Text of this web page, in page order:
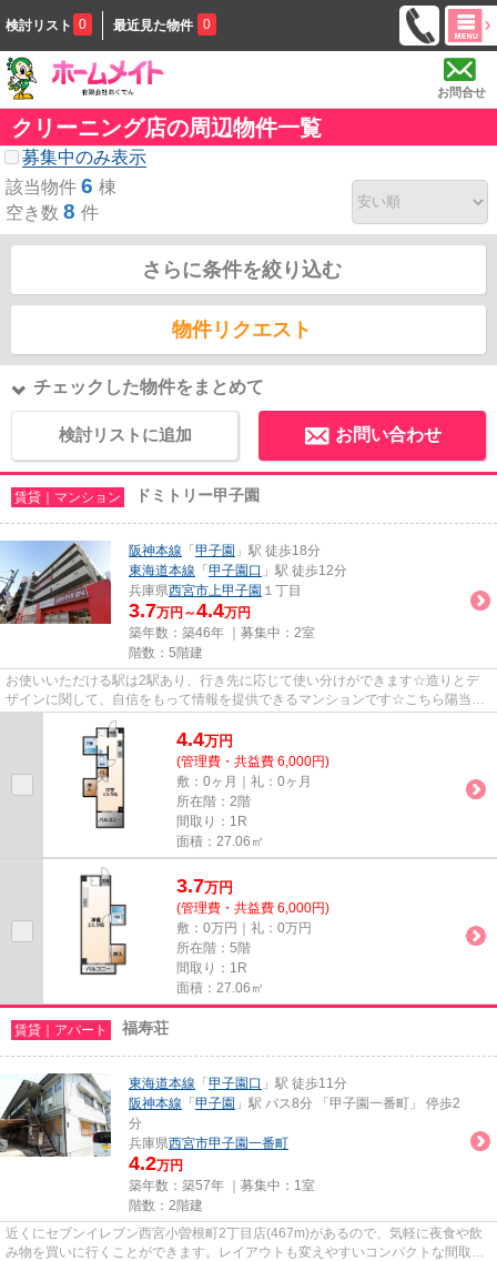
検討リスト 0 最近見た物件 0
お問合せ
クリーニング店の周辺物件一覧
募集中のみ表示
該当物件 6 棟
空き数 8 件
さらに条件を絞り込む
物件リクエスト
チェックした物件をまとめて
検討リストに追加 お問い合わせ
賃貸｜マンション ドミトリー甲子園
阪神本線 「 甲子園 」駅 徒歩18分
東海道本線 「 甲子園口 」駅 徒歩12分
兵庫県西宮市上甲子園 １丁目
3.7万円～4.4万円
築年数：築46年 ｜募集中： 2室
階数：5階建
お使いいただける駅は2駅あり、行き先に応じて使い分けができます☆造りとデ
ザインに関して、自信をもって情報を提供できるマンションです☆こちら陽当た
りの良好な物件です☆道が平坦だ...
4.4万円
(管理費・共益費 6,000円)
敷：0ヶ月｜礼：0ヶ月
所在階：2階
間取り：1R
面積：27.06㎡
3.7万円
(管理費・共益費 6,000円)
敷：0万円｜礼：0万円
所在階：5階
間取り：1R
面積：27.06㎡
賃貸｜アパート 福寿荘
東海道本線 「 甲子園口 」駅 徒歩11分
阪神本線 「 甲子園 」駅 バス8分 「甲子園一番町」 停歩2
分
兵庫県西宮市甲子園一番町
4.2万円
築年数：築57年 ｜募集中： 1室
階数：2階建
近くにセブンイレブン西宮小曽根町2丁目店(467m)があるので、気軽に夜食や飲
み物を買いに行くことができます。レイアウトも変えやすいコンパクトな間取り